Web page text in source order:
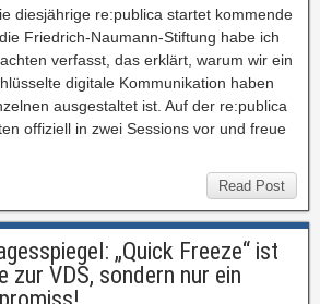
diesjährige re:publica startet kommende
Friedrich-Naumann-Stiftung habe ich
verfasst, das erklärt, warum wir ein
digitale Kommunikation haben
ausgestaltet ist. Auf der re:publica
offiziell in zwei Sessions vor und freue
Read Post
„Quick Freeze“ ist
zur VDS, sondern nur ein